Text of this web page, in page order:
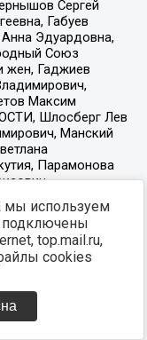
мы используем
подключены
top.mail.ru,
cookies